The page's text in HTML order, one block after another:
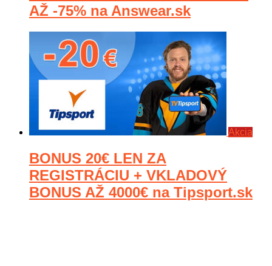
AŽ -75% na Answear.sk
Akcia
BONUS 20€ LEN ZA
REGISTRÁCIU + VKLADOVÝ
BONUS AŽ 4000€ na Tipsport.sk